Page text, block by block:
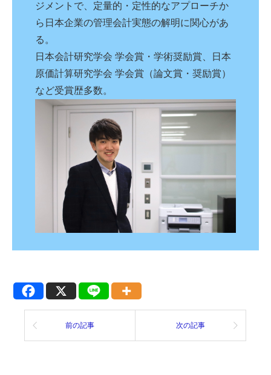
ジメントで、定量的・定性的なアプローチか
ら日本企業の管理会計実態の解明に関心があ
る。
日本会計研究学会 学会賞・学術奨励賞、日本
原価計算研究学会 学会賞（論文賞・奨励賞）
など受賞歴多数。
前の記事 次の記事